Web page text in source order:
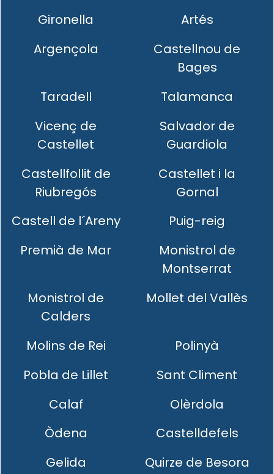
Gironella
Artés
Argençola
Castellnou de
Bages
Taradell
Talamanca
Vicenç de
Castellet
Salvador de
Guardiola
Castellfollit de
Riubregós
Castellet i la
Gornal
Castell de l´Areny
Puig-reig
Premià de Mar
Monistrol de
Montserrat
Monistrol de
Calders
Mollet del Vallès
Molins de Rei
Polinyà
Pobla de Lillet
Sant Climent
Calaf
Olèrdola
Òdena
Castelldefels
Gelida
Quirze de Besora